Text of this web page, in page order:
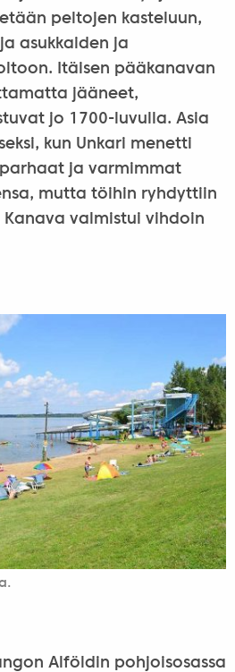
peltojen kasteluun,
asukkaiden ja
Itäisen pääkanavan
jääneet,
jo 1700-luvulla. Asia
kun Unkari menetti
parhaat ja varmimmat
mutta töihin ryhdyttiin
valmistui vihdoin
Alföldin pohjoisosassa